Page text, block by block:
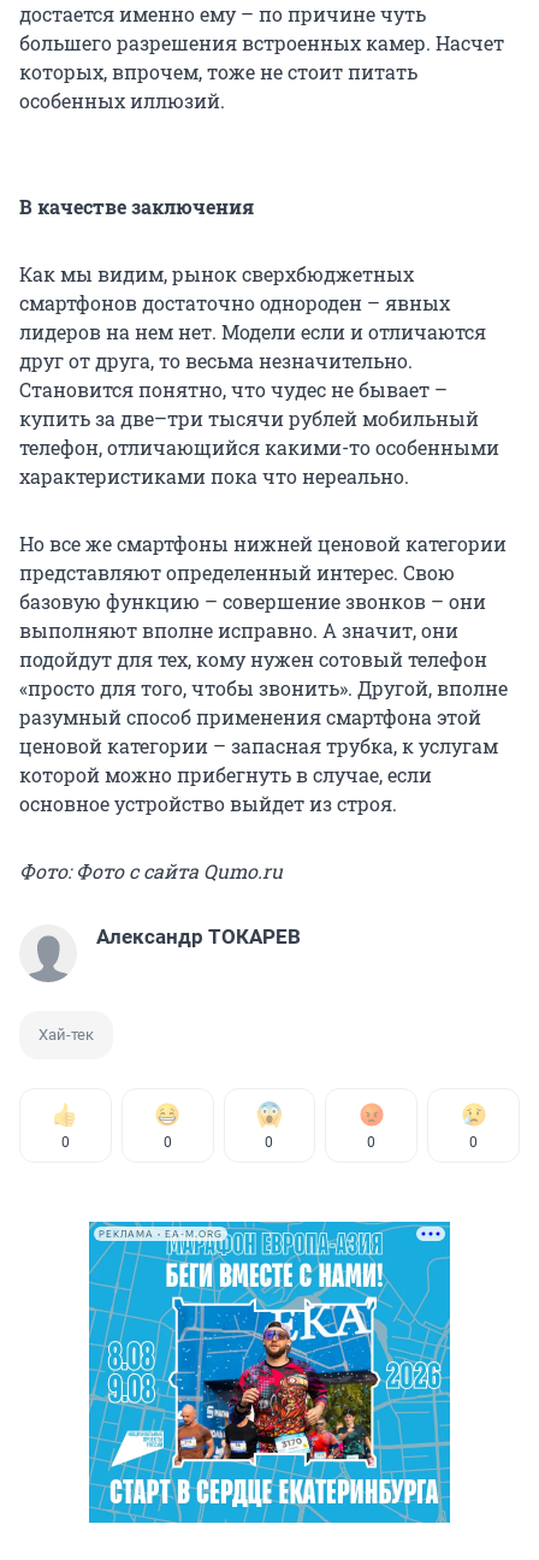
достается именно ему – по причине чуть
большего разрешения встроенных камер. Насчет
которых, впрочем, тоже не стоит питать
особенных иллюзий.
В качестве заключения
Как мы видим, рынок сверхбюджетных
смартфонов достаточно однороден – явных
лидеров на нем нет. Модели если и отличаются
друг от друга, то весьма незначительно.
Становится понятно, что чудес не бывает –
купить за две–три тысячи рублей мобильный
телефон, отличающийся какими-то особенными
характеристиками пока что нереально.
Но все же смартфоны нижней ценовой категории
представляют определенный интерес. Свою
базовую функцию – совершение звонков – они
выполняют вполне исправно. А значит, они
подойдут для тех, кому нужен сотовый телефон
«просто для того, чтобы звонить». Другой, вполне
разумный способ применения смартфона этой
ценовой категории – запасная трубка, к услугам
которой можно прибегнуть в случае, если
основное устройство выйдет из строя.
Фото: Фото с сайта Qumo.ru
Александр ТОКАРЕВ
Хай-тек
0 0 0 0 0
РЕКЛАМА • EA-M.ORG